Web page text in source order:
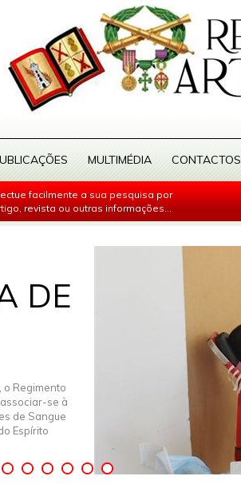
MULTIMÉDIA CONTACTOS
facilmente a sua pesquisa por
revista ou outras informações...
DE
o Regimento
se à
de Sangue
Espírito